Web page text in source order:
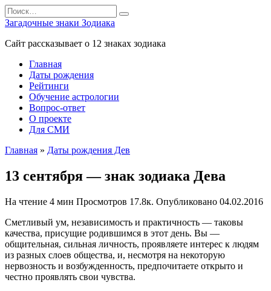
Перейти
к
содержанию
Search
for:
Загадочные знаки Зодиака
Сайт рассказывает о 12 знаках зодиака
Главная
Даты рождения
Рейтинги
Обучение астрологии
Вопрос-ответ
О проекте
Для СМИ
Главная » Даты рождения Дев
13 сентября — знак зодиака Дева
На чтение 4 мин Просмотров 17.8к. Опубликовано 04.02.2016
Сметливый ум, независимость и практичность — таковы
качества, присущие родившимся в этот день. Вы —
общительная, сильная личность, проявляете интерес к людям
из разных слоев общества, и, несмотря на некоторую
нервозность и возбужденность, предпочитаете открыто и
честно проявлять свои чувства.